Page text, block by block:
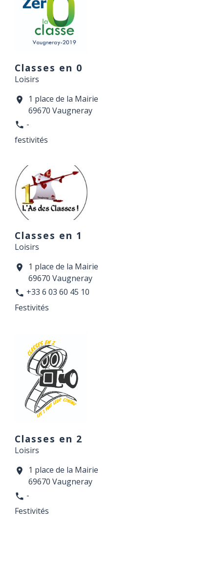
Classes en 0
Loisirs
location_on
1 place de la Mairie
69670 Vaugneray
phone -
festivités
Classes en 1
Loisirs
location_on
1 place de la Mairie
69670 Vaugneray
phone +33 6 03 60 45 10
Festivités
Classes en 2
Loisirs
location_on
1 place de la Mairie
69670 Vaugneray
phone -
Festivités